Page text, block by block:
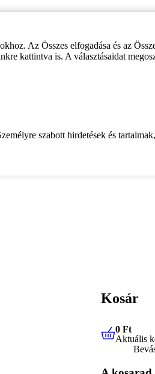
Az Összes elfogadása és az
kattintva is. A választásaidat
szabott hirdetések és
Kosár
0 Ft
0 Ft
Aktuális